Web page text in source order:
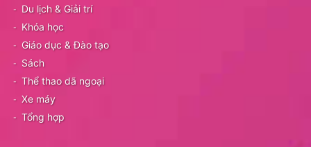
Du lịch & Giải trí
Khóa học
Giáo dục & Đào tạo
Sách
Thể thao dã ngoại
Xe máy
Tổng hợp